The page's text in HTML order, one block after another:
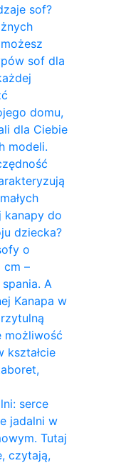
sof?
sof dla
domu,
dla Ciebie
modeli.
kanapy do
dziecka?
o
cm –
A
Kanapa w
możliwość
kształcie
serce
jadalni w
Tutaj
czytają,